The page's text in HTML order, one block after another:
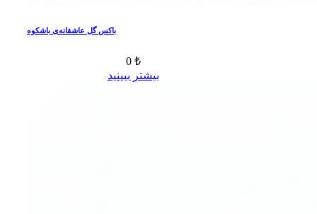
باکس گل عاشقانه‌ی باشکوه
0 ₺
بیشتر ببینید